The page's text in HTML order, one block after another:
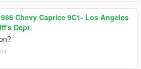
Chevy Caprice 9C1- Los Angeles
Dept.